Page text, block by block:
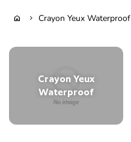
home chevron_right Crayon Yeux Waterproof
Crayon Yeux
Waterproof